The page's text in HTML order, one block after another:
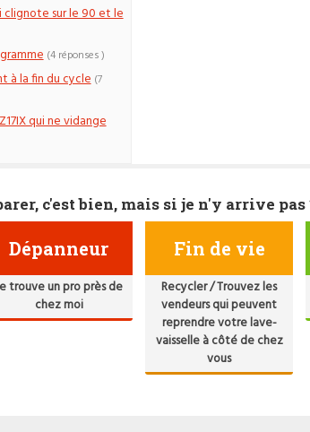
clignote sur le 90 et le
(4 réponses )
à la fin du cycle (7
qui ne vidange
c'est bien, mais si je n'y arrive pas
Dépanneur
trouve un pro près de
chez moi
Fin de vie
Recycler / Trouvez les
vendeurs qui peuvent
reprendre votre lave-
vaisselle à côté de chez
vous